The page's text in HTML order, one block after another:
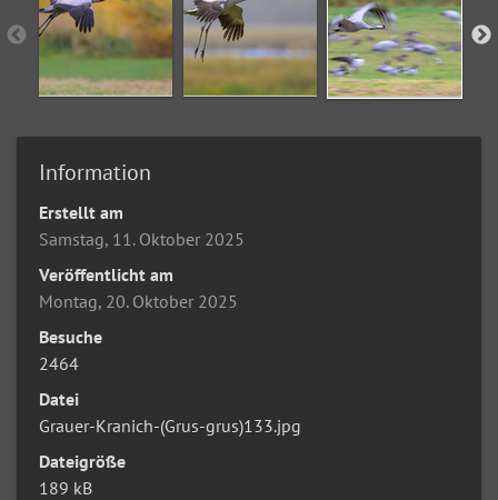
Information
Erstellt am
Samstag, 11. Oktober 2025
Veröffentlicht am
Montag, 20. Oktober 2025
Besuche
2464
Datei
Grauer-Kranich-(Grus-grus)133.jpg
Dateigröße
189 kB